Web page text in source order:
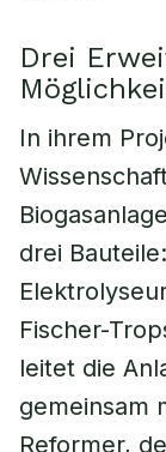
Drei
In ihrem
drei
Fischer-
leitet die
gemeinsam
Reformer,